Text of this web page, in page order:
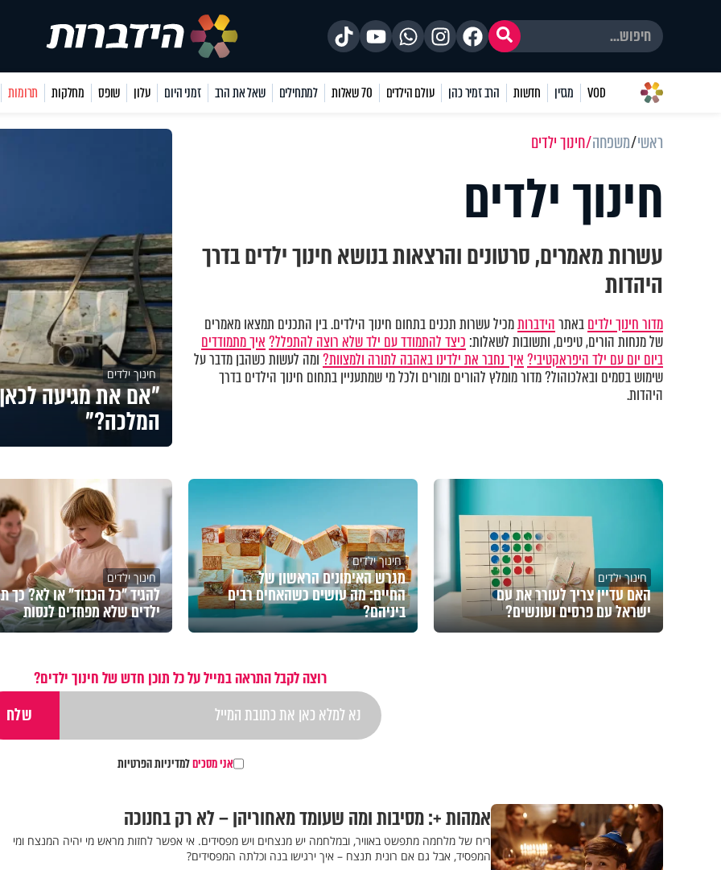
VOD מגזין חדשות הרב זמיר כהן עולם הילדים 70 שאלות למתחילים שאל את הרב זמני היום עלון שופס מחלקות תרומות
ראשי משפחה חינוך ילדים
חינוך ילדים
עשרות מאמרים, סרטונים והרצאות בנושא חינוך ילדים בדרך
היהדות
מדור חינוך ילדיםבאתרהידברותמכיל עשרות תכנים בתחום חינוך הילדים. בין התכנים תמצאו מאמרים
של מנחות הורים, טיפים, ותשובות לשאלות: כיצד להתמודד עם ילד שלא רוצה להתפלל?איך מתמודדים
ביום יום עם ילד היפראקטיבי?איך נחבר את ילדינו באהבה לתורה ולמצוות?ומה לעשות כשהבן מדבר על
שימוש בסמים ובאלכוהול? מדור מומלץ להורים ומורים ולכל מי שמתעניין בתחום חינוך הילדים בדרך
היהדות.
חינוך ילדים
"אם את מגיעה
המלכה?"
חינוך ילדים
האם עדיין צריך לעורר את עם
ישראל עם פרסים ועונשים?
חינוך ילדים
מגרש האימונים הראשון של
החיים: מה עושים כשהאחים רבים
ביניהם?
חינוך ילדים
להגיד "כל הכבוד" או לא? כך
ילדים שלא מפחדים לנסות
רוצה לקבל התראה במייל על כל תוכן חדש של חינוך ילדים?
אני מסכיםלמדיניות הפרטיות
אמהות +: מסיבות ומה שעומד מאחוריהן – לא רק בחנוכה
ריח של מלחמה מתפשט באוויר, ובמלחמה יש מנצחים ויש מפסידים. אי אפשר לחזות מראש מי יהיה המנצח ומי
המפסיד, אבל גם אם רונית תנצח – איך ירגישו בנה וכלתה המפסידים?